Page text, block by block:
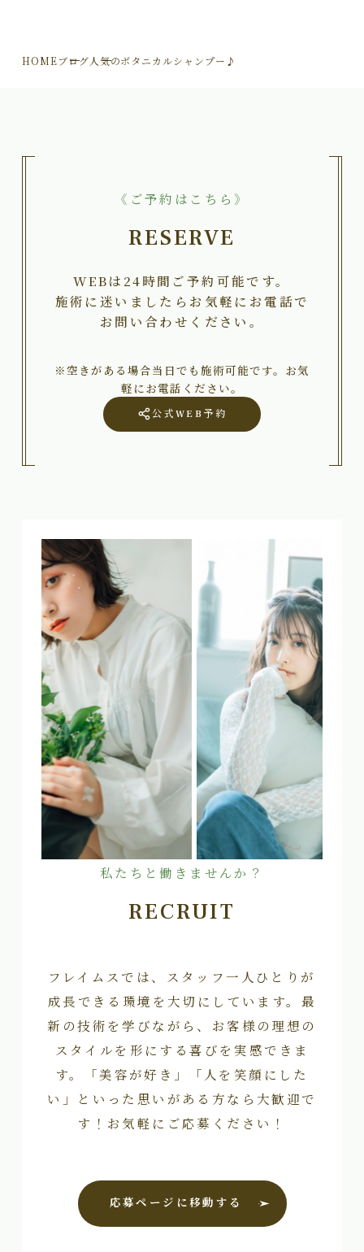
HOMEブログ人気のボタニカルシャンプー♪
《ご予約はこちら》
RESERVE
WEBは24時間ご予約可能です。
施術に迷いましたらお気軽にお電話で
お問い合わせください。
※空きがある場合当日でも施術可能です。お気
軽にお電話ください。
公式WEB予約
私たちと働きませんか？
RECRUIT
フレイムスでは、スタッフ一人ひとりが
成長できる環境を大切にしています。最
新の技術を学びながら、お客様の理想の
スタイルを形にする喜びを実感できま
す。「美容が好き」「人を笑顔にした
い」といった思いがある方なら大歓迎で
す！お気軽にご応募ください！
応募ページに移動する